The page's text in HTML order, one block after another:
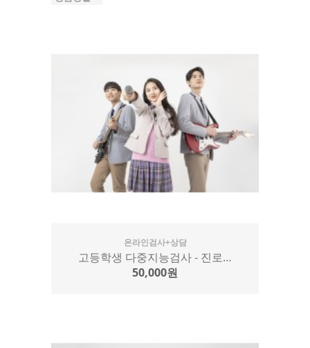
온라인검사+상담
고등학생 다중지능검사 - 진로…
50,000원